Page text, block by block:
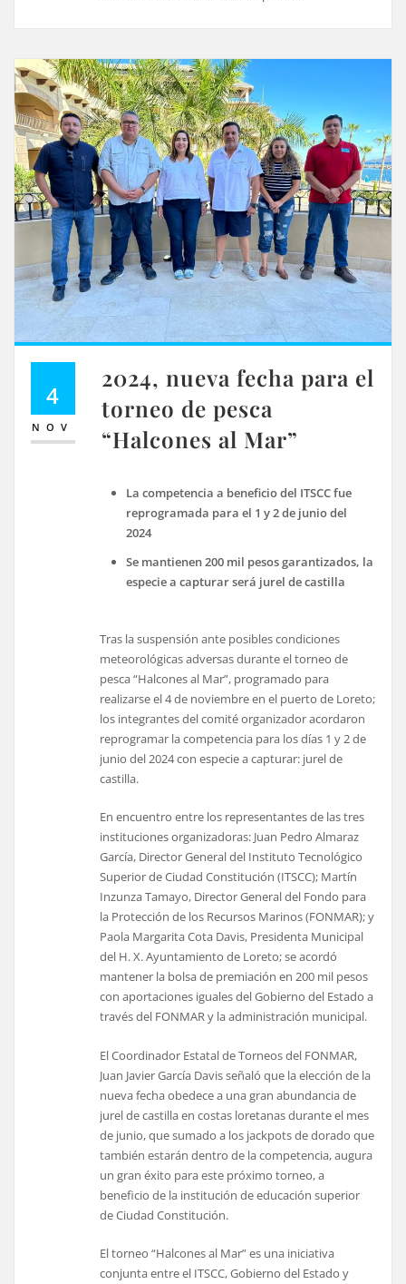
4
NOV
2024, nueva fecha para el
torneo de pesca
“Halcones al Mar”
La competencia a beneficio del ITSCC fue
reprogramada para el 1 y 2 de junio del
2024
Se mantienen 200 mil pesos garantizados, la
especie a capturar será jurel de castilla
Tras la suspensión ante posibles condiciones
meteorológicas adversas durante el torneo de
pesca “Halcones al Mar”, programado para
realizarse el 4 de noviembre en el puerto de Loreto;
los integrantes del comité organizador acordaron
reprogramar la competencia para los días 1 y 2 de
junio del 2024 con especie a capturar: jurel de
castilla.
En encuentro entre los representantes de las tres
instituciones organizadoras: Juan Pedro Almaraz
García, Director General del Instituto Tecnológico
Superior de Ciudad Constitución (ITSCC); Martín
Inzunza Tamayo, Director General del Fondo para
la Protección de los Recursos Marinos (FONMAR); y
Paola Margarita Cota Davis, Presidenta Municipal
del H. X. Ayuntamiento de Loreto; se acordó
mantener la bolsa de premiación en 200 mil pesos
con aportaciones iguales del Gobierno del Estado a
través del FONMAR y la administración municipal.
El Coordinador Estatal de Torneos del FONMAR,
Juan Javier García Davis señaló que la elección de la
nueva fecha obedece a una gran abundancia de
jurel de castilla en costas loretanas durante el mes
de junio, que sumado a los jackpots de dorado que
también estarán dentro de la competencia, augura
un gran éxito para este próximo torneo, a
beneficio de la institución de educación superior
de Ciudad Constitución.
El torneo “Halcones al Mar” es una iniciativa
conjunta entre el ITSCC, Gobierno del Estado y